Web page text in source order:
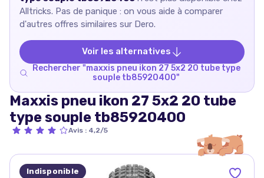
Alltricks. Pas de panique : on vous aide à comparer
d'autres offres similaires sur Dero.
Voir les alternatives
Rechercher "maxxis pneu ikon 27 5x2 20 tube type
souple tb85920400"
Maxxis pneu ikon 27 5x2 20 tube
type souple tb85920400
Avis : 4,2/5
Indisponible